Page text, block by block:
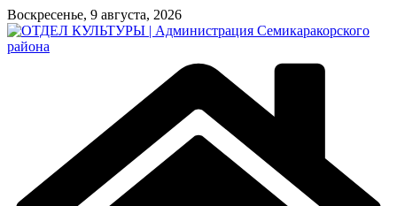
Перейти
к
содержимому
Воскресенье, 9 августа, 2026